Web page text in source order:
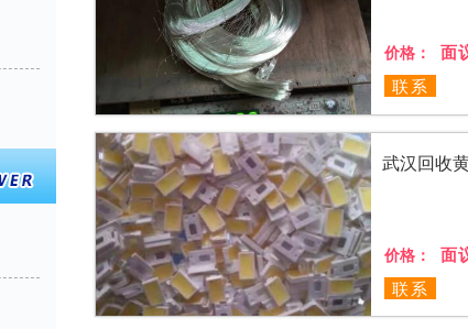
价格：
面
联系
武汉回收
价格：
面
联系